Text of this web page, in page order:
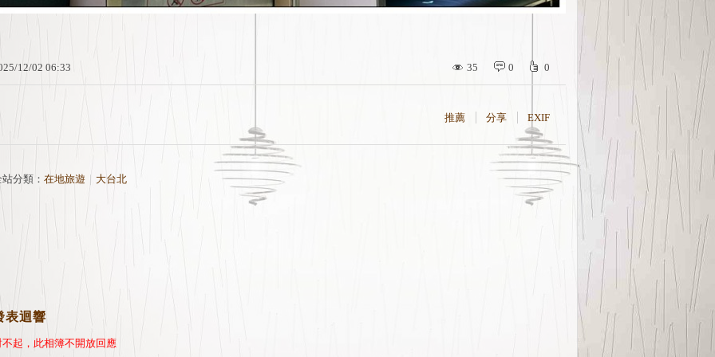
/12/02 06:33 35 0 0
推薦 分享 EXIF
分類： 在地旅遊 ｜ 大台北
表迴響
不起，此相簿不開放回應